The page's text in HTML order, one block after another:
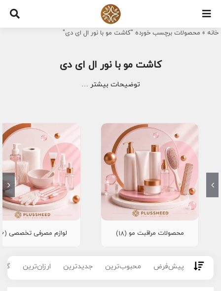
Skip
content
خانه » محصولات برچسب خورده "کاشت مو با نور ال ای دی"
کاشت مو با نور ال ای دی
توضیحات بیشتر …
محصولات مراقبت مو (18) لوازم مصرفی تخصصی (16)
پیش‌فرض محبوب‌ترین جدیدترین ارزان‌ترین